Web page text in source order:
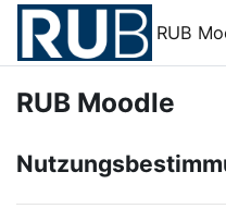
Zum Hauptinhalt
RUB
RUB Moodle